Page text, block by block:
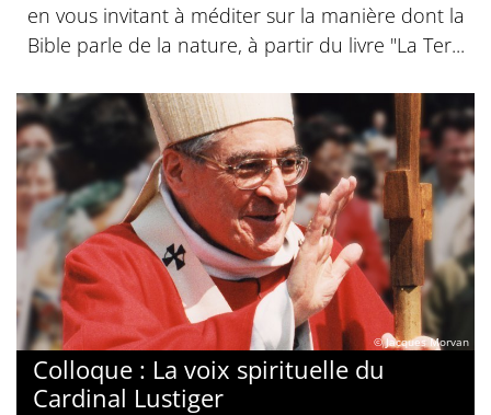
en vous invitant à méditer sur la manière dont la
Bible parle de la nature, à partir du livre "La Ter...
© Jacques Morvan
Colloque : La voix spirituelle du
Cardinal Lustiger